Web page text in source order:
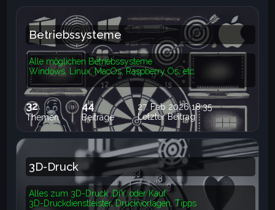
Betriebssysteme
Alle möglichen Betriebssysteme
Windows, Linux, MacOs, Raspberry Os, etc.
32
Themen
44
Beiträge
27. Feb 2026 18:35
Letzter Beitrag
3D-Druck
Alles zum 3D-Druck: DiY, oder Kauf
3D-Druckdienstleister, Druckvorlagen, Tipps